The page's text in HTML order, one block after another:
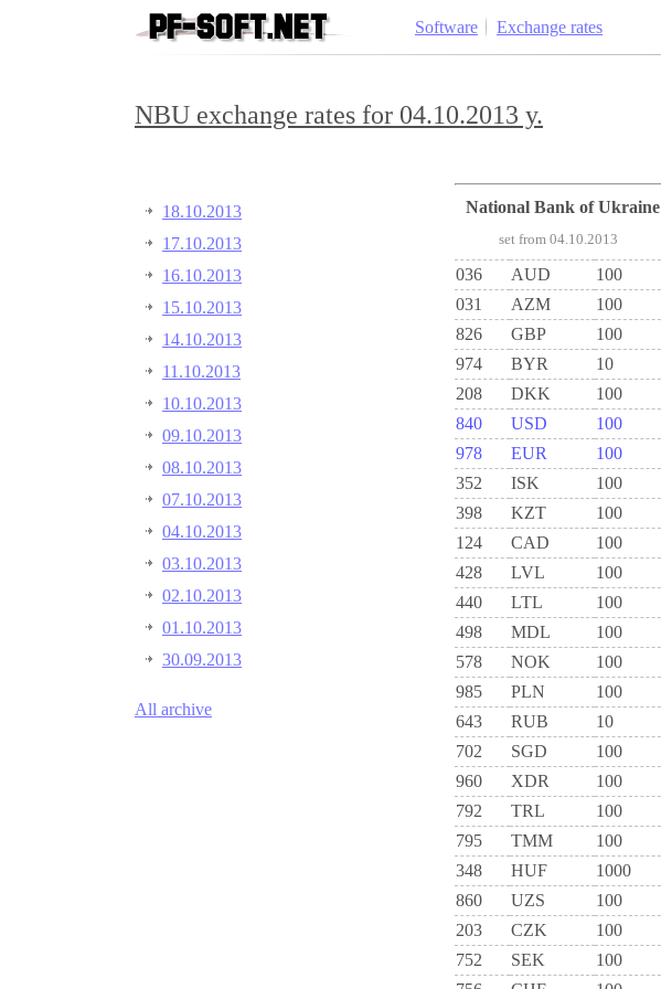
Software Exchange rates
NBU exchange rates for 04.10.2013 y.
18.10.2013
17.10.2013
16.10.2013
15.10.2013
14.10.2013
11.10.2013
10.10.2013
09.10.2013
08.10.2013
07.10.2013
04.10.2013
03.10.2013
02.10.2013
01.10.2013
30.09.2013
All archive
National Bank of Ukraine
set from 04.10.2013
036 AUD 100
031
AZM 100
826
GBP 100
974
BYR 10
208
DKK 100
840
USD 100
978
EUR 100
352
ISK 100
398
KZT 100
124
CAD 100
428
LVL 100
440
LTL 100
498
MDL 100
578
NOK 100
985
PLN 100
643
RUB 10
702
SGD 100
960
XDR 100
792
TRL 100
795
TMM 100
348
HUF 1000
860
UZS 100
203
CZK 100
752
SEK 100